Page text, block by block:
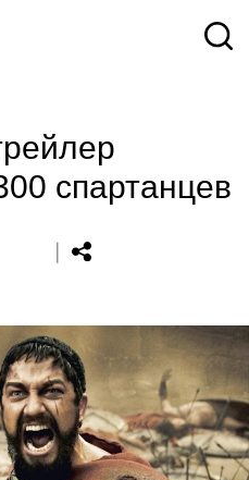
спартанцев